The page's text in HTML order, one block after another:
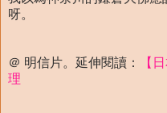
呀。
＠ 明信片。延伸閱讀：
【
理